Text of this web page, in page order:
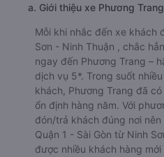
a. Giới thiệu xe Phương Trang
Mỗi khi nhắc đến xe khách
Sơn - Ninh Thuận , chắc
ngay đến Phương Trang –
dịch vụ 5*. Trong suốt
khách, Phương Trang đã
ổn định hàng năm. Với
đón/trả khách đúng nơi
Quận 1 - Sài Gòn từ Ninh
được nhiều khách hàng